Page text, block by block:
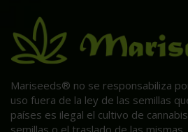
Mariseeds® no se responsabiliza
uso fuera de la ley de las semillas
países es ilegal el cultivo de